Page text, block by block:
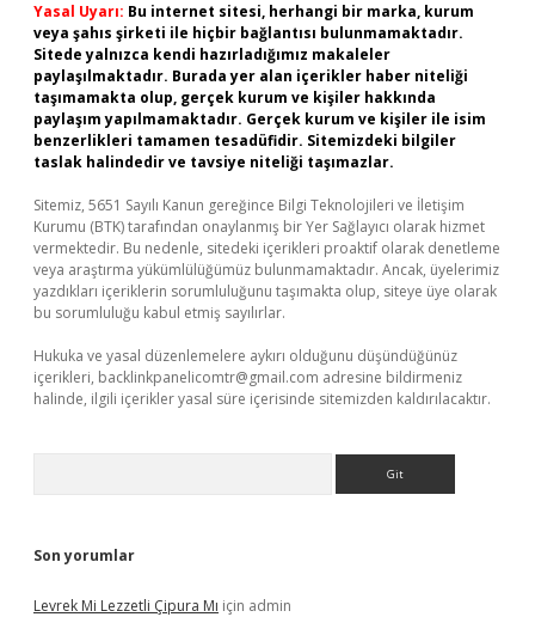
Yasal Uyarı: Bu internet sitesi, herhangi bir marka, kurum
veya şahıs şirketi ile hiçbir bağlantısı bulunmamaktadır.
Sitede yalnızca kendi hazırladığımız makaleler
paylaşılmaktadır. Burada yer alan içerikler haber niteliği
taşımamakta olup, gerçek kurum ve kişiler hakkında
paylaşım yapılmamaktadır. Gerçek kurum ve kişiler ile isim
benzerlikleri tamamen tesadüfidir. Sitemizdeki bilgiler
taslak halindedir ve tavsiye niteliği taşımazlar.
Sitemiz, 5651 Sayılı Kanun gereğince Bilgi Teknolojileri ve İletişim
Kurumu (BTK) tarafından onaylanmış bir Yer Sağlayıcı olarak hizmet
vermektedir. Bu nedenle, sitedeki içerikleri proaktif olarak denetleme
veya araştırma yükümlülüğümüz bulunmamaktadır. Ancak, üyelerimiz
yazdıkları içeriklerin sorumluluğunu taşımakta olup, siteye üye olarak
bu sorumluluğu kabul etmiş sayılırlar.
Hukuka ve yasal düzenlemelere aykırı olduğunu düşündüğünüz
içerikleri, backlinkpanelicomtr@gmail.com adresine bildirmeniz
halinde, ilgili içerikler yasal süre içerisinde sitemizden kaldırılacaktır.
Son yorumlar
Levrek Mi Lezzetli Çipura Mı için admin